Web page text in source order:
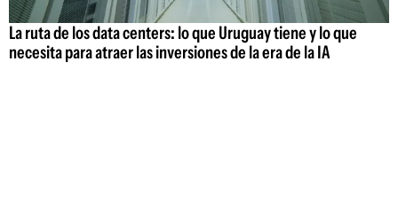
La ruta de los data centers: lo que Uruguay tiene y lo que
necesita para atraer las inversiones de la era de la IA